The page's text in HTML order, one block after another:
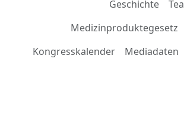
Geschichte
Medizinproduktegesetz
Kongresskalender
Mediadaten